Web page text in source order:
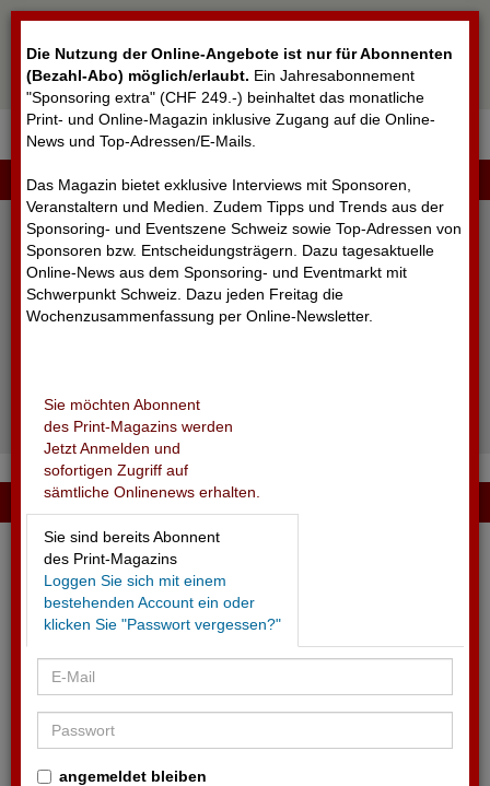
Die Nutzung der Online-Angebote ist nur für Abonnenten
(Bezahl-Abo) möglich/erlaubt. Ein Jahresabonnement
"Sponsoring extra" (CHF 249.-) beinhaltet das monatliche
Print- und Online-Magazin inklusive Zugang auf die Online-
News und Top-Adressen/E-Mails.
Das Magazin bietet exklusive Interviews mit Sponsoren,
Veranstaltern und Medien. Zudem Tipps und Trends aus der
Sponsoring- und Eventszene Schweiz sowie Top-Adressen von
Sponsoren bzw. Entscheidungsträgern. Dazu tagesaktuelle
Online-News aus dem Sponsoring- und Eventmarkt mit
Schwerpunkt Schweiz. Dazu jeden Freitag die
Wochenzusammenfassung per Online-Newsletter.
Sie möchten Abonnent
des Print-Magazins werden
Jetzt Anmelden und
sofortigen Zugriff auf
sämtliche Onlinenews erhalten.
Sie sind bereits Abonnent
des Print-Magazins
Loggen Sie sich mit einem
bestehenden Account ein oder
klicken Sie "Passwort vergessen?"
angemeldet bleiben
LOGIN
Passwort vergessen?
Noch nicht registriert?
09.06.2026 - OCHSNER SPORT
Versteckte Unterschriften auf Nati-Shirts
Cookie-Einstellungen